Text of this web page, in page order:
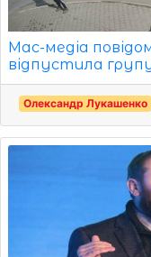
Мас-медіа
відпустила
Олександр Лукашенко